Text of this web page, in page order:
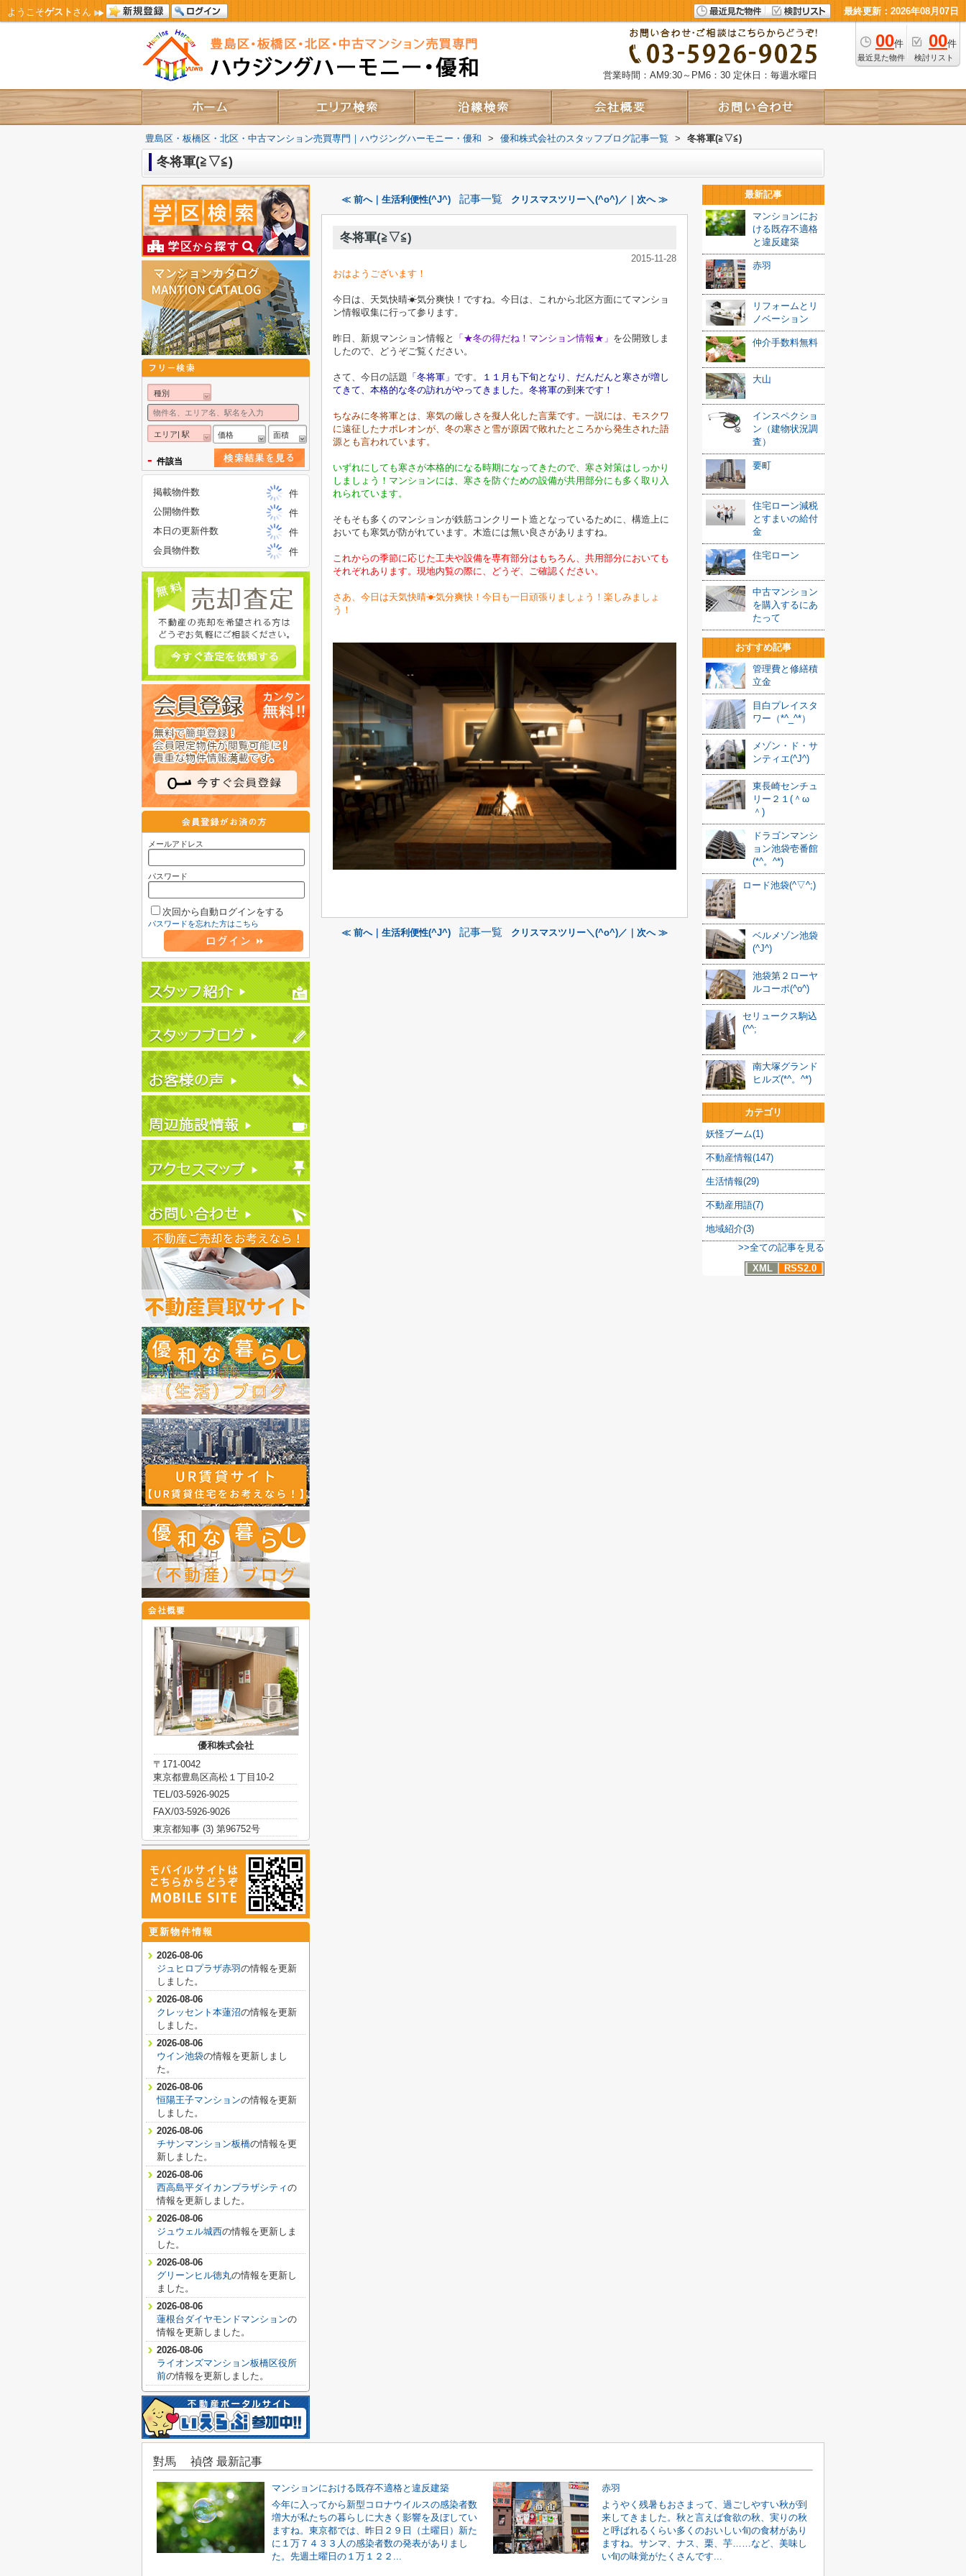
ようこそゲストさん 最終更新：2026年08月07日
00件
最近見た物件
00件
検討リスト
営業時間：AM9:30～PM6：30 定休日：毎週水曜日
豊島区・板橋区・北区・中古マンション売買専門｜ハウジングハーモニー・優和 > 優和株式会社のスタッフブログ記事一覧 > 冬将軍(≧▽≦)
冬将軍(≧▽≦)
≪ 前へ｜生活利便性(^J^) 記事一覧 クリスマスツリー＼(^o^)／｜次へ ≫
冬将軍(≧▽≦)
2015-11-28
おはようございます！
今日は、天気快晴☀気分爽快！ですね。今日は、これから北区方面にてマンショ
ン情報収集に行って参ります。
昨日、新規マンション情報と 「★冬の得だね！マンション情報★」 を公開致しま
したので、どうぞご覧ください。
さて、今日の話題 「冬将軍」 です。
１１月も下旬となり、だんだんと寒さが増し
てきて、本格的な冬の訪れがやってきました。冬将軍の到来です！
ちなみに冬将軍とは、寒気の厳しさを擬人化した言葉です。一説には、モスクワ
に遠征したナポレオンが、冬の寒さと雪が原因で敗れたところから発生された語
源とも言われています。
いずれにしても寒さが本格的になる時期になってきたので、寒さ対策はしっかり
しましょう！マンションには、寒さを防ぐための設備が共用部分にも多く取り入
れられています。
そもそも多くのマンションが鉄筋コンクリート造となっているために、構造上に
おいても寒気が防がれています。木造には無い良さがありますね。
これからの季節に応じた工夫や設備を専有部分はもちろん、共用部分においても
それぞれあります。現地内覧の際に、どうぞ、ご確認ください。
さあ、今日は天気快晴☀気分爽快！今日も一日頑張りましょう！楽しみましょ
う！
≪ 前へ｜生活利便性(^J^) 記事一覧 クリスマスツリー＼(^o^)／｜次へ ≫
最新記事
マンションにお
ける既存不適格
と違反建築
赤羽
リフォームとリ
ノベーション
仲介手数料無料
大山
インスペクショ
ン（建物状況調
査）
要町
住宅ローン減税
とすまいの給付
金
住宅ローン
中古マンション
を購入するにあ
たって
おすすめ記事
管理費と修繕積
立金
目白プレイスタ
ワー（*^_^*）
メゾン・ド・サ
ンティエ(^J^)
東長崎センチュ
リー２１(＾ω
＾)
ドラゴンマンシ
ョン池袋壱番館
(*^。^*)
ロード池袋(^▽^;)
ベルメゾン池袋
(^J^)
池袋第２ローヤ
ルコーポ(^o^)
セリュークス駒込
(^^;
南大塚グランド
ヒルズ(*^。^*)
カテゴリ
妖怪ブーム(1)
不動産情報(147)
生活情報(29)
不動産用語(7)
地域紹介(3)
>>全ての記事を見る
XML
RSS2.0
種別
エリア| 駅 価格 面積
- 件該当
掲載物件数
件
公開物件数
件
本日の更新件数
件
会員物件数
件
メールアドレス
パスワード
次回から自動ログインをする
パスワードを忘れた方はこちら
優和株式会社
〒171-0042
東京都豊島区高松１丁目10-2
TEL/03-5926-9025
FAX/03-5926-9026
東京都知事 (3) 第96752号
更新物件情報
2026-08-06
ジュヒロプラザ赤羽の情報を更新
しました。
2026-08-06
クレッセント本蓮沼の情報を更新
しました。
2026-08-06
ウイン池袋の情報を更新しまし
た。
2026-08-06
恒陽王子マンションの情報を更新
しました。
2026-08-06
チサンマンション板橋の情報を更
新しました。
2026-08-06
西高島平ダイカンプラザシティの
情報を更新しました。
2026-08-06
ジュウェル城西の情報を更新しま
した。
2026-08-06
グリーンヒル徳丸の情報を更新し
ました。
2026-08-06
蓮根台ダイヤモンドマンションの
情報を更新しました。
2026-08-06
ライオンズマンション板橋区役所
前の情報を更新しました。
對馬 禎啓 最新記事
マンションにおける既存不適格と違反建築
今年に入ってから新型コロナウイルスの感染者数
増大が私たちの暮らしに大きく影響を及ぼしてい
ますね。東京都では、昨日２９日（土曜日）新た
に１万７４３３人の感染者数の発表がありまし
た。先週土曜日の１万１２２...
赤羽
ようやく残暑もおさまって、過ごしやすい秋が到
来してきました。秋と言えば食欲の秋、実りの秋
と呼ばれるくらい多くのおいしい旬の食材があり
ますね。サンマ、ナス、栗、芋……など、美味し
い旬の味覚がたくさんです...